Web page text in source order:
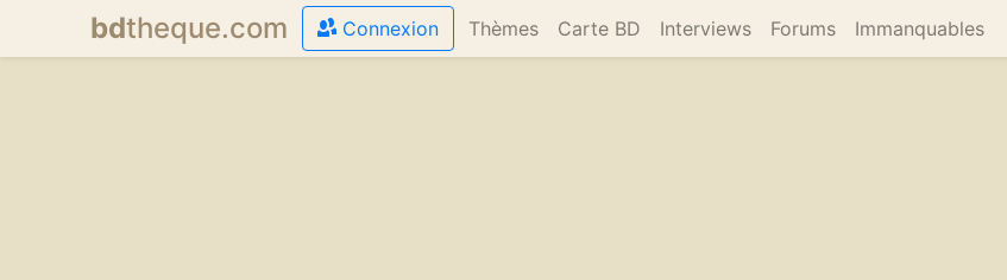
bdtheque.com Connexion Thèmes Carte BD Interviews Forums Immanquables